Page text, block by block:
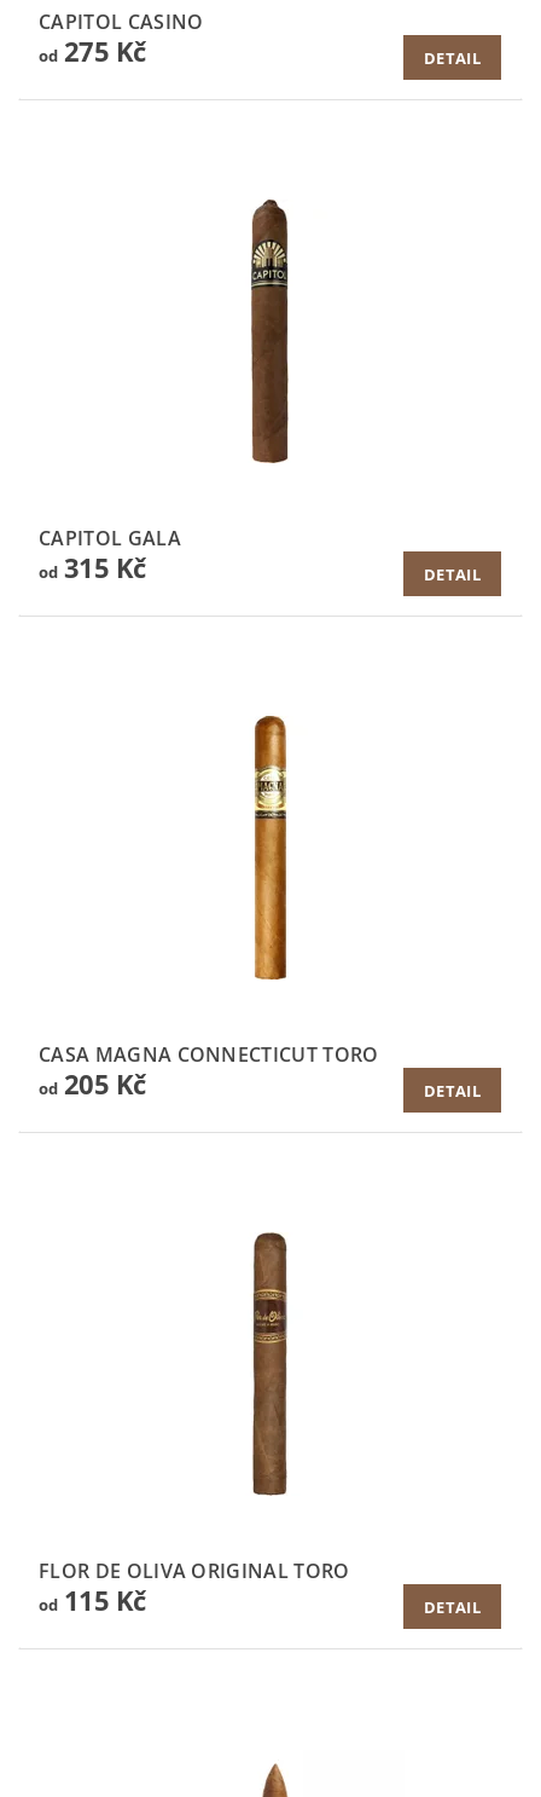
CAPITOL CASINO
od275 Kč DETAIL
CAPITOL GALA
od315 Kč DETAIL
CASA MAGNA CONNECTICUT TORO
od205 Kč DETAIL
FLOR DE OLIVA ORIGINAL TORO
od115 Kč DETAIL